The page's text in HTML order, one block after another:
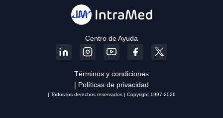
Centro de Ayuda
Términos y condiciones
| Políticas de privacidad
| Todos los derechos reservados | Copyright 1997-2026